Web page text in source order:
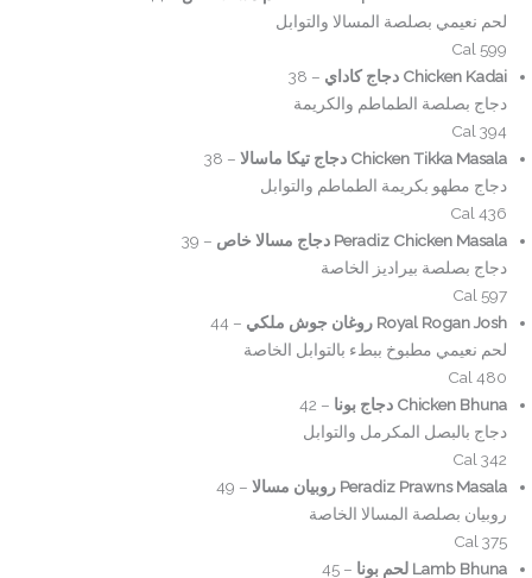
لحم نعيمي بصلصة المسالا والتوابل
599 Cal
Chicken Kadai دجاج كاداي
– 38
دجاج بصلصة الطماطم والكريمة
394 Cal
Chicken Tikka Masala دجاج تيكا ماسالا
– 38
دجاج مطهو بكريمة الطماطم والتوابل
436 Cal
Peradiz Chicken Masala دجاج مسالا خاص
– 39
دجاج بصلصة بيراديز الخاصة
597 Cal
Royal Rogan Josh روغان جوش ملكي
– 44
لحم نعيمي مطبوخ ببطء بالتوابل الخاصة
480 Cal
Chicken Bhuna دجاج بونا
– 42
دجاج بالبصل المكرمل والتوابل
342 Cal
Peradiz Prawns Masala روبيان مسالا
– 49
روبيان بصلصة المسالا الخاصة
375 Cal
Lamb Bhuna لحم بونا
– 45